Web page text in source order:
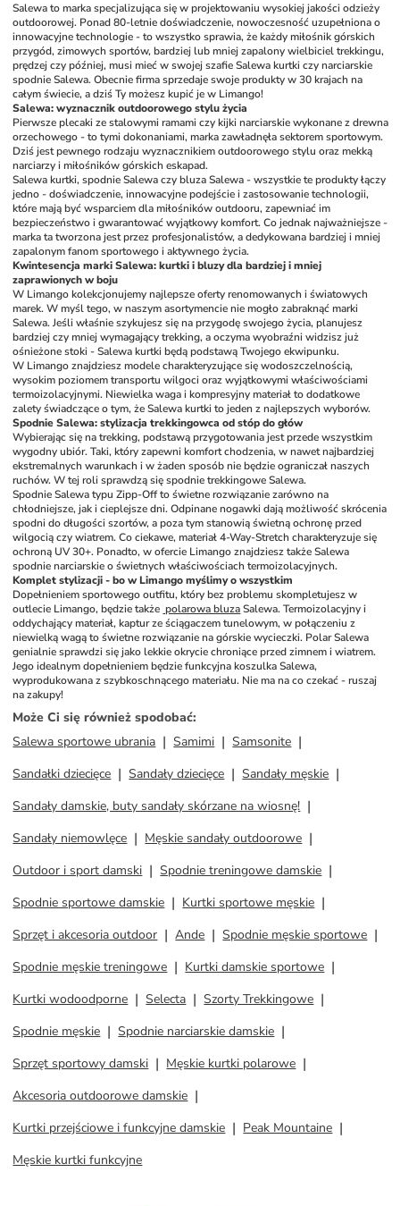
Salewa to marka specjalizująca się w projektowaniu wysokiej jakości odzieży
outdoorowej. Ponad 80-letnie doświadczenie, nowoczesność uzupełniona o
innowacyjne technologie - to wszystko sprawia, że każdy miłośnik górskich
przygód, zimowych sportów, bardziej lub mniej zapalony wielbiciel trekkingu,
prędzej czy później, musi mieć w swojej szafie Salewa kurtki czy narciarskie
spodnie Salewa. Obecnie firma sprzedaje swoje produkty w 30 krajach na
całym świecie, a dziś Ty możesz kupić je w Limango!
Salewa: wyznacznik outdoorowego stylu życia
Pierwsze plecaki ze stalowymi ramami czy kijki narciarskie wykonane z drewna
orzechowego - to tymi dokonaniami, marka zawładnęła sektorem sportowym.
Dziś jest pewnego rodzaju wyznacznikiem outdoorowego stylu oraz mekką
narciarzy i miłośników górskich eskapad.
Salewa kurtki, spodnie Salewa czy bluza Salewa - wszystkie te produkty łączy
jedno - doświadczenie, innowacyjne podejście i zastosowanie technologii,
które mają być wsparciem dla miłośników outdooru, zapewniać im
bezpieczeństwo i gwarantować wyjątkowy komfort. Co jednak najważniejsze -
marka ta tworzona jest przez profesjonalistów, a dedykowana bardziej i mniej
zapalonym fanom sportowego i aktywnego życia.
Kwintesencja marki Salewa: kurtki i bluzy dla bardziej i mniej
zaprawionych w boju
W Limango kolekcjonujemy najlepsze oferty renomowanych i światowych
marek. W myśl tego, w naszym asortymencie nie mogło zabraknąć marki
Salewa. Jeśli właśnie szykujesz się na przygodę swojego życia, planujesz
bardziej czy mniej wymagający trekking, a oczyma wyobraźni widzisz już
ośnieżone stoki - Salewa kurtki będą podstawą Twojego ekwipunku.
W Limango znajdziesz modele charakteryzujące się wodoszczelnością,
wysokim poziomem transportu wilgoci oraz wyjątkowymi właściwościami
termoizolacyjnymi. Niewielka waga i kompresyjny materiał to dodatkowe
zalety świadczące o tym, że Salewa kurtki to jeden z najlepszych wyborów.
Spodnie Salewa: stylizacja trekkingowca od stóp do głów
Wybierając się na trekking, podstawą przygotowania jest przede wszystkim
wygodny ubiór. Taki, który zapewni komfort chodzenia, w nawet najbardziej
ekstremalnych warunkach i w żaden sposób nie będzie ograniczał naszych
ruchów. W tej roli sprawdzą się spodnie trekkingowe Salewa.
Spodnie Salewa typu Zipp-Off to świetne rozwiązanie zarówno na
chłodniejsze, jak i cieplejsze dni. Odpinane nogawki dają możliwość skrócenia
spodni do długości szortów, a poza tym stanowią świetną ochronę przed
wilgocią czy wiatrem. Co ciekawe, materiał 4-Way-Stretch charakteryzuje się
ochroną UV 30+. Ponadto, w ofercie Limango znajdziesz także Salewa
spodnie narciarskie o świetnych właściwościach termoizolacyjnych.
Komplet stylizacji - bo w Limango myślimy o wszystkim
Dopełnieniem sportowego outfitu, który bez problemu skompletujesz w
outlecie Limango, będzie także polarowa bluza Salewa. Termoizolacyjny i
oddychający materiał, kaptur ze ściągaczem tunelowym, w połączeniu z
niewielką wagą to świetne rozwiązanie na górskie wycieczki. Polar Salewa
genialnie sprawdzi się jako lekkie okrycie chroniące przed zimnem i wiatrem.
Jego idealnym dopełnieniem będzie funkcyjna koszulka Salewa,
wyprodukowana z szybkoschnącego materiału. Nie ma na co czekać - ruszaj
na zakupy!
Może Ci się również spodobać:
Salewa sportowe ubrania
Samimi
Samsonite
Sandałki dziecięce
Sandały dziecięce
Sandały męskie
Sandały damskie, buty sandały skórzane na wiosnę!
Sandały niemowlęce
Męskie sandały outdoorowe
Outdoor i sport damski
Spodnie treningowe damskie
Spodnie sportowe damskie
Kurtki sportowe męskie
Sprzęt i akcesoria outdoor
Ande
Spodnie męskie sportowe
Spodnie męskie treningowe
Kurtki damskie sportowe
Kurtki wodoodporne
Selecta
Szorty Trekkingowe
Spodnie męskie
Spodnie narciarskie damskie
Sprzęt sportowy damski
Męskie kurtki polarowe
Akcesoria outdoorowe damskie
Kurtki przejściowe i funkcyjne damskie
Peak Mountaine
Męskie kurtki funkcyjne